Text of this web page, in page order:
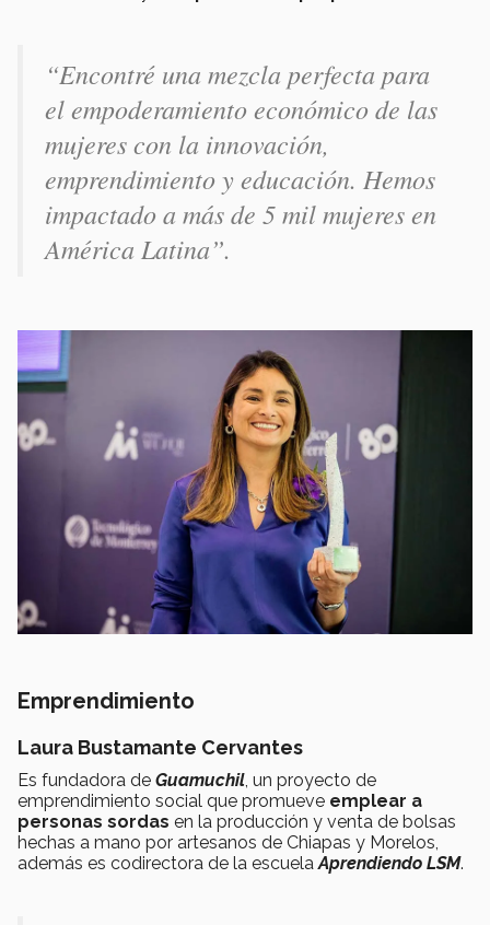
“Encontré una mezcla perfecta para
el empoderamiento económico de las
mujeres con la innovación,
emprendimiento y educación. Hemos
impactado a más de 5 mil mujeres en
América Latina”.
Emprendimiento
Laura Bustamante Cervantes
Es fundadora de Guamuchil , un proyecto de
emprendimiento social que promueve emplear a
personas sordas en la producción y venta de bolsas
hechas a mano por artesanos de Chiapas y Morelos,
además es codirectora de la escuela Aprendiendo LSM.